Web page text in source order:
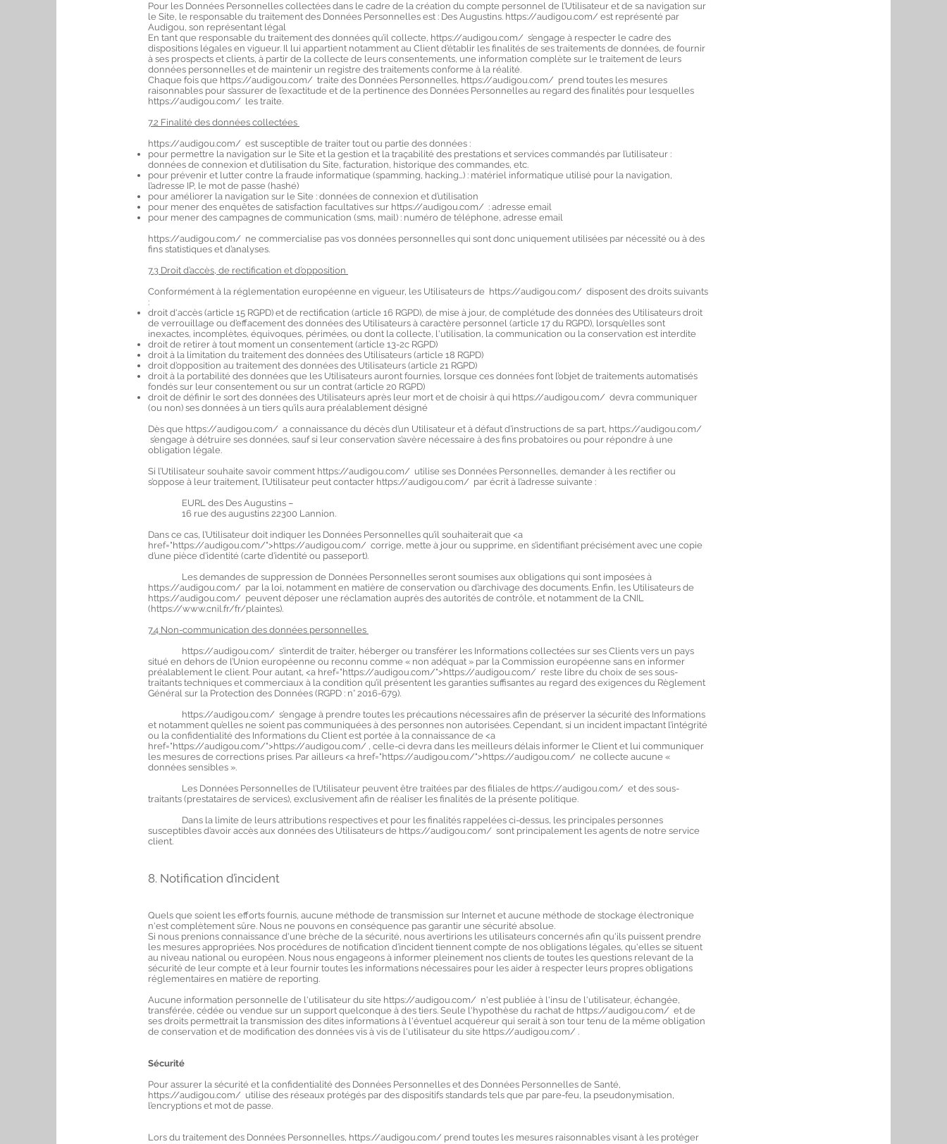
Pour les Données Personnelles collectées dans le cadre de la création du compte personnel de l’Utilisateur et de sa navigation sur
le Site, le responsable du traitement des Données Personnelles est : Des Augustins. https://audigou.com/ est représenté par
Audigou, son représentant légal
En tant que responsable du traitement des données qu’il collecte, https://audigou.com/ s’engage à respecter le cadre des
dispositions légales en vigueur. Il lui appartient notamment au Client d’établir les finalités de ses traitements de données, de fournir
à ses prospects et clients, à partir de la collecte de leurs consentements, une information complète sur le traitement de leurs
données personnelles et de maintenir un registre des traitements conforme à la réalité.
Chaque fois que https://audigou.com/ traite des Données Personnelles, https://audigou.com/ prend toutes les mesures
raisonnables pour s’assurer de l’exactitude et de la pertinence des Données Personnelles au regard des finalités pour lesquelles
https://audigou.com/ les traite.
7.2 Finalité des données collectées
https://audigou.com/ est susceptible de traiter tout ou partie des données :
pour permettre la navigation sur le Site et la gestion et la traçabilité des prestations et services commandés par l’utilisateur :
données de connexion et d’utilisation du Site, facturation, historique des commandes, etc.
pour prévenir et lutter contre la fraude informatique (spamming, hacking…) : matériel informatique utilisé pour la navigation,
l’adresse IP, le mot de passe (hashé)
pour améliorer la navigation sur le Site : données de connexion et d’utilisation
pour mener des enquêtes de satisfaction facultatives sur https://audigou.com/ : adresse email
pour mener des campagnes de communication (sms, mail) : numéro de téléphone, adresse email
https://audigou.com/ ne commercialise pas vos données personnelles qui sont donc uniquement utilisées par nécessité ou à des
fins statistiques et d’analyses.
7.3 Droit d’accès, de rectification et d’opposition
Conformément à la réglementation européenne en vigueur, les Utilisateurs de https://audigou.com/ disposent des droits suivants
:
droit d'accès (article 15 RGPD) et de rectification (article 16 RGPD), de mise à jour, de complétude des données des Utilisateurs droit
de verrouillage ou d’effacement des données des Utilisateurs à caractère personnel (article 17 du RGPD), lorsqu’elles sont
inexactes, incomplètes, équivoques, périmées, ou dont la collecte, l'utilisation, la communication ou la conservation est interdite
droit de retirer à tout moment un consentement (article 13-2c RGPD)
droit à la limitation du traitement des données des Utilisateurs (article 18 RGPD)
droit d’opposition au traitement des données des Utilisateurs (article 21 RGPD)
droit à la portabilité des données que les Utilisateurs auront fournies, lorsque ces données font l’objet de traitements automatisés
fondés sur leur consentement ou sur un contrat (article 20 RGPD)
droit de définir le sort des données des Utilisateurs après leur mort et de choisir à qui https://audigou.com/ devra communiquer
(ou non) ses données à un tiers qu’ils aura préalablement désigné
Dès que https://audigou.com/ a connaissance du décès d’un Utilisateur et à défaut d’instructions de sa part, https://audigou.com/
s’engage à détruire ses données, sauf si leur conservation s’avère nécessaire à des fins probatoires ou pour répondre à une
obligation légale.
Si l’Utilisateur souhaite savoir comment https://audigou.com/ utilise ses Données Personnelles, demander à les rectifier ou
s’oppose à leur traitement, l’Utilisateur peut contacter https://audigou.com/ par écrit à l’adresse suivante :
EURL des Des Augustins –
16 rue des augustins 22300 Lannion.
Dans ce cas, l’Utilisateur doit indiquer les Données Personnelles qu’il souhaiterait que <a
href="https://audigou.com/">https://audigou.com/ corrige, mette à jour ou supprime, en s’identifiant précisément avec une copie
d’une pièce d’identité (carte d’identité ou passeport).
Les demandes de suppression de Données Personnelles seront soumises aux obligations qui sont imposées à
https://audigou.com/ par la loi, notamment en matière de conservation ou d’archivage des documents. Enfin, les Utilisateurs de
https://audigou.com/ peuvent déposer une réclamation auprès des autorités de contrôle, et notamment de la CNIL
(https://www.cnil.fr/fr/plaintes).
7.4 Non-communication des données personnelles
https://audigou.com/ s’interdit de traiter, héberger ou transférer les Informations collectées sur ses Clients vers un pays
situé en dehors de l’Union européenne ou reconnu comme « non adéquat » par la Commission européenne sans en informer
préalablement le client. Pour autant, <a href="https://audigou.com/">https://audigou.com/ reste libre du choix de ses sous-
traitants techniques et commerciaux à la condition qu’il présentent les garanties suffisantes au regard des exigences du Règlement
Général sur la Protection des Données (RGPD : n° 2016-679).
https://audigou.com/ s’engage à prendre toutes les précautions nécessaires afin de préserver la sécurité des Informations
et notamment qu’elles ne soient pas communiquées à des personnes non autorisées. Cependant, si un incident impactant l’intégrité
ou la confidentialité des Informations du Client est portée à la connaissance de <a
href="https://audigou.com/">https://audigou.com/ , celle-ci devra dans les meilleurs délais informer le Client et lui communiquer
les mesures de corrections prises. Par ailleurs <a href="https://audigou.com/">https://audigou.com/ ne collecte aucune «
données sensibles ».
Les Données Personnelles de l’Utilisateur peuvent être traitées par des filiales de https://audigou.com/ et des sous-
traitants (prestataires de services), exclusivement afin de réaliser les finalités de la présente politique.
Dans la limite de leurs attributions respectives et pour les finalités rappelées ci-dessus, les principales personnes
susceptibles d’avoir accès aux données des Utilisateurs de https://audigou.com/ sont principalement les agents de notre service
client.
8. Notification d’incident
Quels que soient les efforts fournis, aucune méthode de transmission sur Internet et aucune méthode de stockage électronique
n'est complètement sûre. Nous ne pouvons en conséquence pas garantir une sécurité absolue.
Si nous prenions connaissance d'une brèche de la sécurité, nous avertirions les utilisateurs concernés afin qu'ils puissent prendre
les mesures appropriées. Nos procédures de notification d’incident tiennent compte de nos obligations légales, qu'elles se situent
au niveau national ou européen. Nous nous engageons à informer pleinement nos clients de toutes les questions relevant de la
sécurité de leur compte et à leur fournir toutes les informations nécessaires pour les aider à respecter leurs propres obligations
réglementaires en matière de reporting.
Aucune information personnelle de l'utilisateur du site https://audigou.com/ n'est publiée à l'insu de l'utilisateur, échangée,
transférée, cédée ou vendue sur un support quelconque à des tiers. Seule l'hypothèse du rachat de https://audigou.com/ et de
ses droits permettrait la transmission des dites informations à l'éventuel acquéreur qui serait à son tour tenu de la même obligation
de conservation et de modification des données vis à vis de l'utilisateur du site https://audigou.com/ .
Sécurité
Pour assurer la sécurité et la confidentialité des Données Personnelles et des Données Personnelles de Santé,
https://audigou.com/ utilise des réseaux protégés par des dispositifs standards tels que par pare-feu, la pseudonymisation,
l’encryptions et mot de passe.
Lors du traitement des Données Personnelles, https://audigou.com/ prend toutes les mesures raisonnables visant à les protéger